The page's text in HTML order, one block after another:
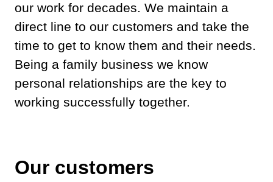
our work for decades. We maintain a
direct line to our customers and take the
time to get to know them and their needs.
Being a family business we know
personal relationships are the key to
working successfully together.
Our customers